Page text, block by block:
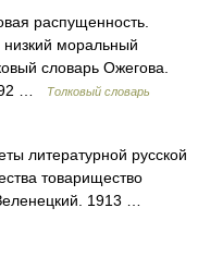
распущенность.
низкий моральный
словарь Ожегова.
…
Толковый словарь
литературной русской
товарищество
1913 …